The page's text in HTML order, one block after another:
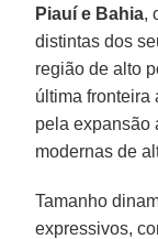
Piauí e Bahia,
distintas dos
região de alto
última fronteira
pela expansão
modernas de
Tamanho
expressivos,